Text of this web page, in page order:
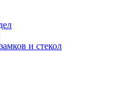
и стекол